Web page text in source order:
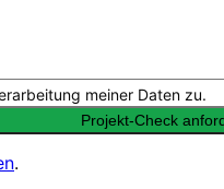
meiner Daten zu.
Projekt-Check
.